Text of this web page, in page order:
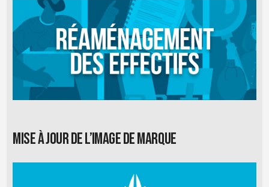
Mise à jour de l’image de marque